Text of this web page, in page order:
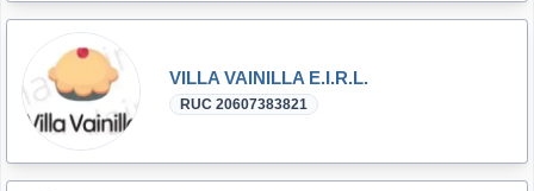
VILLA VAINILLA E.I.R.L.
RUC 20607383821